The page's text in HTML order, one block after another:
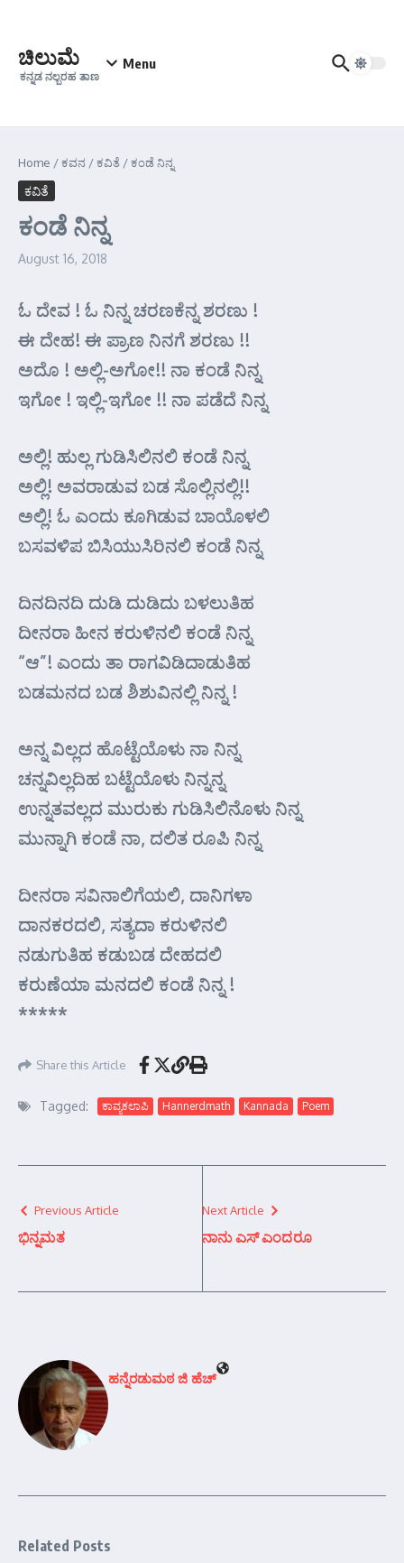
ಚಿಲುಮೆ
ಕನ್ನಡ ನಲ್ಬರಹ ತಾಣ
Menu
Home /ಕವನ /ಕವಿತೆ /ಕಂಡೆ ನಿನ್ನ
ಕವಿತೆ
ಕಂಡೆ ನಿನ್ನ
August 16, 2018
ಓ ದೇವ ! ಓ ನಿನ್ನ ಚರಣಕೆನ್ನ ಶರಣು !
ಈ ದೇಹ! ಈ ಪ್ರಾಣ ನಿನಗೆ ಶರಣು !!
ಅದೊ ! ಅಲ್ಲಿ-ಅಗೋ!! ನಾ ಕಂಡೆ ನಿನ್ನ
ಇಗೋ ! ಇಲ್ಲಿ-ಇಗೋ !! ನಾ ಪಡೆದೆ ನಿನ್ನ
ಅಲ್ಲಿ! ಹುಲ್ಲ ಗುಡಿಸಿಲಿನಲಿ ಕಂಡೆ ನಿನ್ನ
ಅಲ್ಲಿ! ಅವರಾಡುವ ಬಡ ಸೊಲ್ಲಿನಲ್ಲಿ!!
ಅಲ್ಲಿ! ಓ ಎಂದು ಕೂಗಿಡುವ ಬಾಯೊಳಲಿ
ಬಸವಳಿಪ ಬಿಸಿಯುಸಿರಿನಲಿ ಕಂಡೆ ನಿನ್ನ
ದಿನದಿನದಿ ದುಡಿ ದುಡಿದು ಬಳಲುತಿಹ
ದೀನರಾ ಹೀನ ಕರುಳಿನಲಿ ಕಂಡೆ ನಿನ್ನ
“ಆ”! ಎಂದು ತಾ ರಾಗವಿಡಿದಾಡುತಿಹ
ಬಡಮನದ ಬಡ ಶಿಶುವಿನಲ್ಲಿ ನಿನ್ನ !
ಅನ್ನ ವಿಲ್ಲದ ಹೊಟ್ಟೆಯೊಳು ನಾ ನಿನ್ನ
ಚನ್ನವಿಲ್ಲದಿಹ ಬಟ್ಟೆಯೊಳು ನಿನ್ನನ್ನ
ಉನ್ನತವಲ್ಲದ ಮುರುಕು ಗುಡಿಸಿಲಿನೊಳು ನಿನ್ನ
ಮುನ್ನಾಗಿ ಕಂಡೆ ನಾ, ದಲಿತ ರೂಪಿ ನಿನ್ನ
ದೀನರಾ ಸವಿನಾಲಿಗೆಯಲಿ, ದಾನಿಗಳಾ
ದಾನಕರದಲಿ, ಸತ್ಯದಾ ಕರುಳಿನಲಿ
ನಡುಗುತಿಹ ಕಡುಬಡ ದೇಹದಲಿ
ಕರುಣೆಯಾ ಮನದಲಿ ಕಂಡೆ ನಿನ್ನ !
*****
Share this Article
Tagged: ಕಾವ್ಯಕಲಾಪಿ Hannerdmath Kannada Poem
Previous Article
ಭಿನ್ನಮತ
Next Article
ನಾನು ಎಸ್ ಎಂದರೂ
ಹನ್ನೆರಡುಮಠ ಜಿ ಹೆಚ್
Related Posts